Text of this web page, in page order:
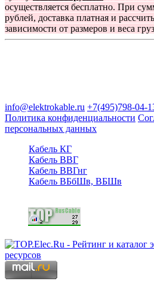
осуществляется бесплатно. При
рублей, доставка платная и
зависимости от размеров и веса
info@elektrokable.ru +7(495)798-04-
Политика конфиденциальности
персональных данных
Кабель КГ
Кабель ВВГ
Кабель ВВГнг
Кабель ВБбШв, ВБШв